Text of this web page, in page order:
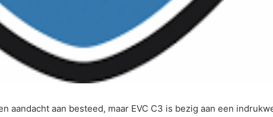
aandacht aan besteed, maar EVC C3 is bezig aan een